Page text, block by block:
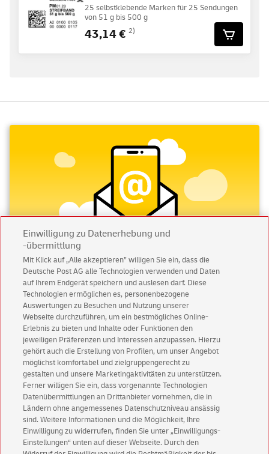
25 selbstklebende Marken für 25 Sendungen
von 51 g bis 500 g
43,14 € 2)
Abonnieren Sie unseren Newsletter
Immer informiert über exklusive Angebote und
Aktionen - jetzt mit Vorteil
Privatkunden sichern sich einen5 € Gutschein
für POSTSCAN!
Geschäftskundenerhalten einen5 € Gutschein
für Briefmarke individuell!
Zur Newsletter-Anmeldung
Einwilligung zu Datenerhebung und
-übermittlung
Mit Klick auf „Alle akzeptieren” willigen Sie ein, dass die
Deutsche Post AG alle Technologien verwenden und Daten
auf Ihrem Endgerät speichern und auslesen darf. Diese
Technologien ermöglichen es, personenbezogene
Auswertungen zu Besuchen und Nutzung unserer
Webseite durchzuführen, um ein bestmögliches Online-
Erlebnis zu bieten und Inhalte oder Funktionen den
jeweiligen Präferenzen und Interessen anzupassen. Hierzu
gehört auch die Erstellung von Profilen, um unser Angebot
möglichst komfortabel und zielgruppengerecht zu
gestalten und unsere Marketingaktivitäten zu unterstützen.
Ferner willigen Sie ein, dass vorgenannte Technologien
Datenübermittlungen an Drittanbieter vornehmen, die in
Ländern ohne angemessenes Datenschutzniveau ansässig
sind. Weitere Informationen und die Möglichkeit, Ihre
Einwilligung zu widerrufen, finden Sie unter „Einwilligungs-
Einstellungen“ unten auf dieser Webseite. Durch den